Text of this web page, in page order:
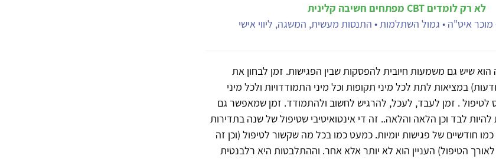
לא רק לומדים CBT מפתחים חשיבה קלינית
מוכר איט"ה • גמול השתלמות • התנסות מעשית, המשגה, ליווי אישי
שיש גם משמעות חיובית להפסקות שבין הפגישות. זמן לבחון את
במציאות לתת לכל מיני תקופות וכל מיני התמודדויות ולכל מיני
לטיפול . זמן לעבד, לעכל, להרגיש לחשוב ולהתמודד. זמן שמאפשר גם
להיות לבד וכן הלאה והלאה.. זה די אינטואיטיבי שטיפול של שנה בתדירות
חודשיים של פגישות יומיות. כמעט כמו בכל מה שקשור לטיפול (וכן זה
לאורך הטיפול) העניין הוא לא יותר אלא אחר. וההתלבטות היא רלבנטית